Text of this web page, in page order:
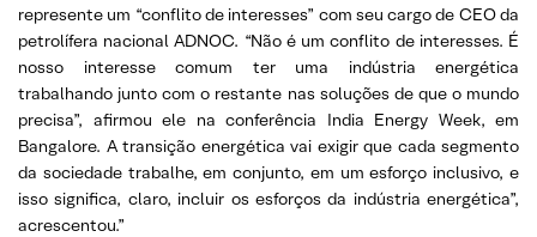
represente um “conflito de interesses” com seu cargo de CEO da
petrolífera nacional ADNOC. “Não é um conflito de interesses. É
nosso interesse comum ter uma indústria energética
trabalhando junto com o restante nas soluções de que o mundo
precisa”, afirmou ele na conferência India Energy Week, em
Bangalore. A transição energética vai exigir que cada segmento
da sociedade trabalhe, em conjunto, em um esforço inclusivo, e
isso significa, claro, incluir os esforços da indústria energética”,
acrescentou.”